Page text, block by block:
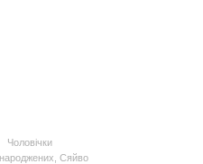
Чоловічки
Сяйво